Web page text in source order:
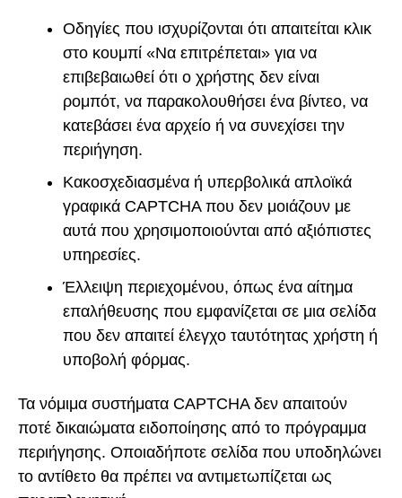
Οδηγίες που ισχυρίζονται ότι απαιτείται κλικ
στο κουμπί «Να επιτρέπεται» για να
επιβεβαιωθεί ότι ο χρήστης δεν είναι
ρομπότ, να παρακολουθήσει ένα βίντεο, να
κατεβάσει ένα αρχείο ή να συνεχίσει την
περιήγηση.
Κακοσχεδιασμένα ή υπερβολικά απλοϊκά
γραφικά CAPTCHA που δεν μοιάζουν με
αυτά που χρησιμοποιούνται από αξιόπιστες
υπηρεσίες.
Έλλειψη περιεχομένου, όπως ένα αίτημα
επαλήθευσης που εμφανίζεται σε μια σελίδα
που δεν απαιτεί έλεγχο ταυτότητας χρήστη ή
υποβολή φόρμας.
Τα νόμιμα συστήματα CAPTCHA δεν απαιτούν
ποτέ δικαιώματα ειδοποίησης από το πρόγραμμα
περιήγησης. Οποιαδήποτε σελίδα που υποδηλώνει
το αντίθετο θα πρέπει να αντιμετωπίζεται ως